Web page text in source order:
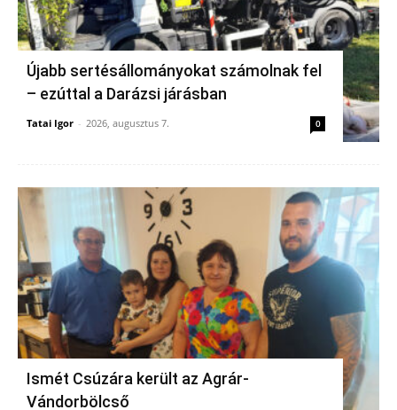
Újabb sertésállományokat számolnak fel
– ezúttal a Darázsi járásban
Tatai Igor - 2026, augusztus 7. 0
Ismét Csúzára került az Agrár-
Vándorbölcső